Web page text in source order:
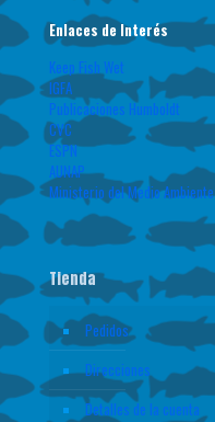
Enlaces de Interés
Keep Fish Wet
IGFA
Publicaciones Humboldt
CVC
ESPN
AUNAP
Ministerio del Medio Ambiente
Tienda
Pedidos
Direcciones
Detalles de la cuenta